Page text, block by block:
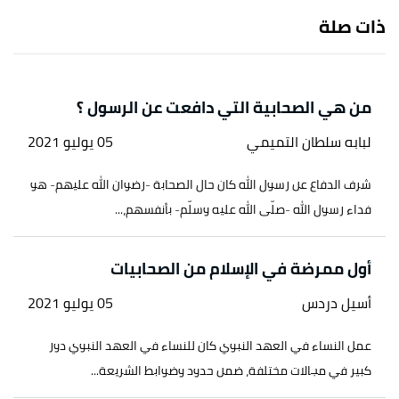
↑إيمان محمد السيد الشامي (1/10/2019)،
"مواقف
العالمي للتربية، اطّلع عليه بتاريخ 7/8/2021. بتصرّف.
↑رواه البخاري، في صحيح البخاري، عن جابر بن عبد الله،
↑عبد الرحمن الباشا،صور من حياة الصحابيات
21. بتصرّف.
↑عبد الرحمن الباشا،صور من حياة الصحابيات
53. بتصرّف.
عفراء، الصفحة أو الرقم:1136، حديث صحيح.
ذات صلة
من هي الصحابية التي دافعت عن الرسول ؟
لبابه سلطان التميمي 05 يوليو 2021
شرف الدفاع عن رسول الله كان حال الصحابة -رضوان الله عليهم- هو
فداء رسول الله -صلّى الله عليه وسلّم- بأنفسهم،...
أول ممرضة في الإسلام من الصحابيات
أسيل دردس 05 يوليو 2021
عمل النساء في العهد النبوي كان للنساء في العهد النبوي دور
كبير في مجالات مختلفة، ضمن حدود وضوابط الشريعة...